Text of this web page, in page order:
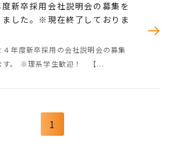
度新卒採用会社説明会の募集を
ました。※現在終了しておりま
４年度新卒採用の会社説明会の募集
す。 ※理系学生歓迎！ 【...
1